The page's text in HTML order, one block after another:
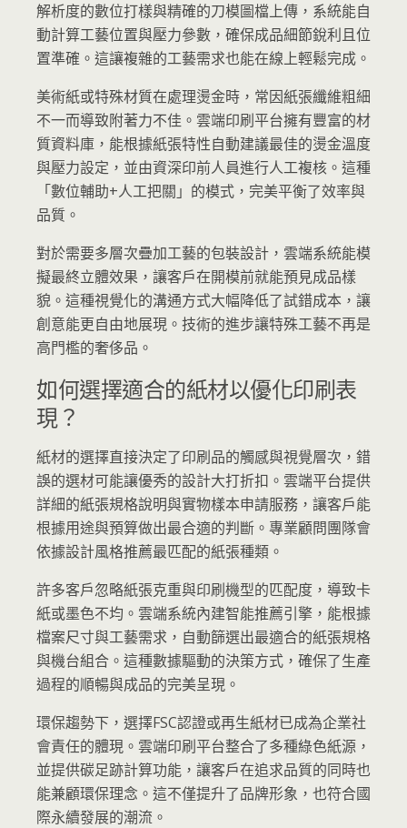
解析度的數位打樣與精確的刀模圖檔上傳，系統能自
動計算工藝位置與壓力參數，確保成品細節銳利且位
置準確。這讓複雜的工藝需求也能在線上輕鬆完成。
美術紙或特殊材質在處理燙金時，常因紙張纖維粗細
不一而導致附著力不佳。雲端印刷平台擁有豐富的材
質資料庫，能根據紙張特性自動建議最佳的燙金溫度
與壓力設定，並由資深印前人員進行人工複核。這種
「數位輔助+人工把關」的模式，完美平衡了效率與
品質。
對於需要多層次疊加工藝的包裝設計，雲端系統能模
擬最終立體效果，讓客戶在開模前就能預見成品樣
貌。這種視覺化的溝通方式大幅降低了試錯成本，讓
創意能更自由地展現。技術的進步讓特殊工藝不再是
高門檻的奢侈品。
如何選擇適合的紙材以優化印刷表
現？
紙材的選擇直接決定了印刷品的觸感與視覺層次，錯
誤的選材可能讓優秀的設計大打折扣。雲端平台提供
詳細的紙張規格說明與實物樣本申請服務，讓客戶能
根據用途與預算做出最合適的判斷。專業顧問團隊會
依據設計風格推薦最匹配的紙張種類。
許多客戶忽略紙張克重與印刷機型的匹配度，導致卡
紙或墨色不均。雲端系統內建智能推薦引擎，能根據
檔案尺寸與工藝需求，自動篩選出最適合的紙張規格
與機台組合。這種數據驅動的決策方式，確保了生產
過程的順暢與成品的完美呈現。
環保趨勢下，選擇FSC認證或再生紙材已成為企業社
會責任的體現。雲端印刷平台整合了多種綠色紙源，
並提供碳足跡計算功能，讓客戶在追求品質的同時也
能兼顧環保理念。這不僅提升了品牌形象，也符合國
際永續發展的潮流。